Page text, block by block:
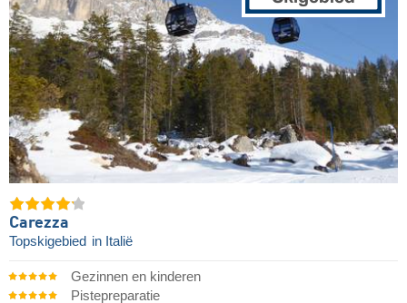
Carezza
Topskigebied in Italië
Gezinnen en kinderen
Pistepreparatie